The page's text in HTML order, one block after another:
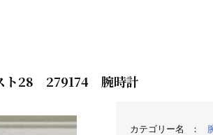
ト28 279174 腕時計
カテゴリー名 ：